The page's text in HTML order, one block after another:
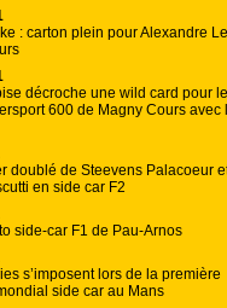
: carton plein pour Alexandre
décroche une wild card pour le
600 de Magny Cours avec
doublé de Steevens Palacoeur
en side car F2
side-car F1 de Pau-Arnos
s’imposent lors de la première
side car au Mans